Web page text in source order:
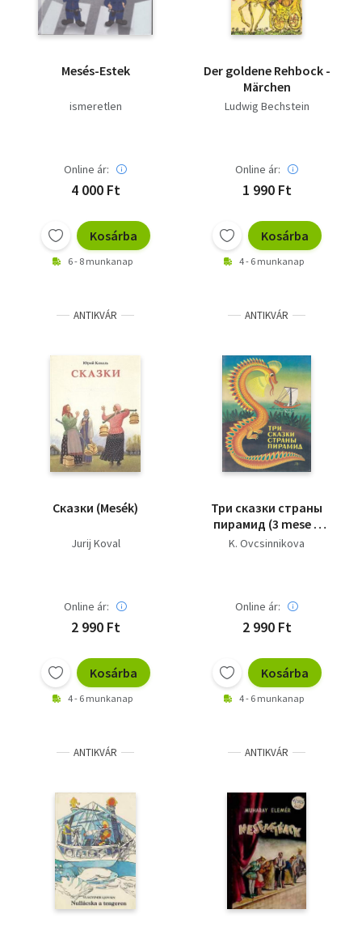
Mesés-Estek
ismeretlen
Online ár:
4 000 Ft
Kosárba
6 - 8 munkanap
Der goldene Rehbock -
Märchen
Ludwig Bechstein
Online ár:
1 990 Ft
Kosárba
4 - 6 munkanap
ANTIKVÁR
Сказки (Mesék)
Jurij Koval
Online ár:
2 990 Ft
Kosárba
4 - 6 munkanap
ANTIKVÁR
Три сказки страны
пирамид (3 mese a
piramisok földjéről)
K. Ovcsinnikova
Online ár:
2 990 Ft
Kosárba
4 - 6 munkanap
ANTIKVÁR ANTIKVÁR